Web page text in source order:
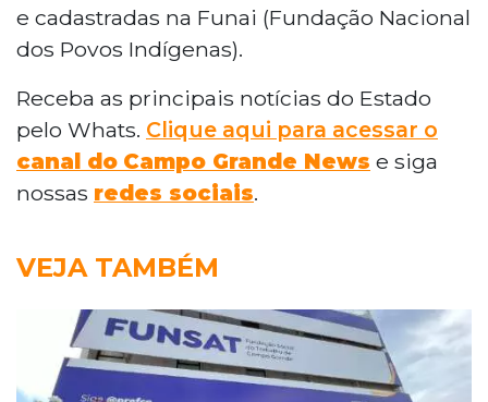
e cadastradas na Funai (Fundação Nacional
dos Povos Indígenas).
Receba as principais notícias do Estado
pelo Whats. Clique aqui para acessar o
canal do Campo Grande News e siga
nossas redes sociais.
VEJA TAMBÉM